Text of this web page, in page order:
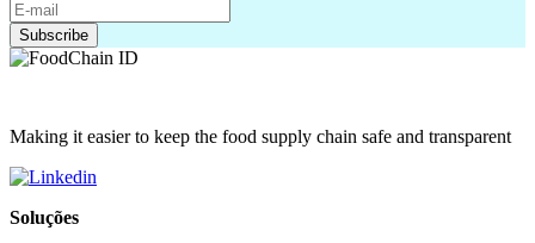
Making it easier to keep the food supply chain safe and transparent
Soluções